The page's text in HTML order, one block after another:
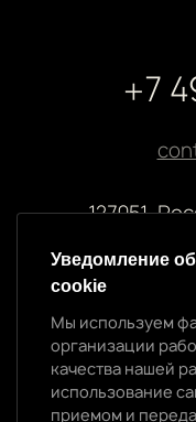
+7
127051,
Уведомление об
Уведомление
cookie
Мы используем
организации
качества нашей
использование
приемом и